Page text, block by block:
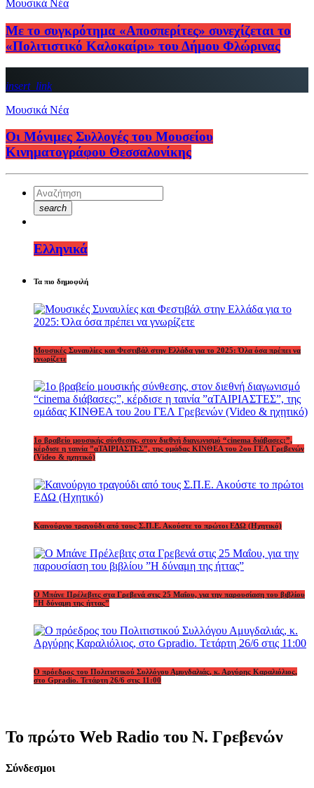
Μουσικά Νέα
Με το συγκρότημα «Αποσπερίτες» συνεχίζεται το
«Πολιτιστικό Καλοκαίρι» του Δήμου Φλώρινας
insert_link
Μουσικά Νέα
Οι Μόνιμες Συλλογές του Μουσείου
Κινηματογράφου Θεσσαλονίκης
search
Ελληνικά
Τα πιο δημοφιλή
Μουσικές Συναυλίες και Φεστιβάλ στην Ελλάδα για το 2025: Όλα όσα πρέπει να
γνωρίζετε
1o βραβείο μουσικής σύνθεσης, στον διεθνή διαγωνισμό “cinema διάβασες;”,
κέρδισε η ταινία ”αΤΑΙΡΙΑΣΤΕΣ”, της ομάδας ΚΙΝΘΕΑ του 2ου ΓΕΛ Γρεβενών
(Video & ηχητικό)
Καινούργιο τραγούδι από τους Σ.Π.Ε. Ακούστε το πρώτοι ΕΔΩ (Ηχητικό)
Ο Μπάνε Πρέλεβιτς στα Γρεβενά στις 25 Μαΐου, για την παρουσίαση του βιβλίου
”Η δύναμη της ήττας”
Ο πρόεδρος του Πολιτιστικού Συλλόγου Αμυγδαλιάς, κ. Αργύρης Καραλιόλιος,
στο Gpradio. Τετάρτη 26/6 στις 11:00
Το πρώτο Web Radio του Ν. Γρεβενών
Σύνδεσμοι